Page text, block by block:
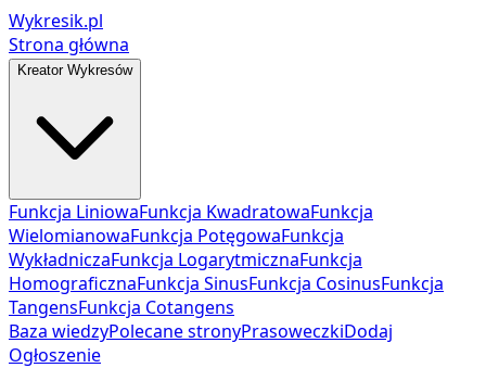
Wykresik.pl
Strona główna
Kreator Wykresów
Funkcja LiniowaFunkcja KwadratowaFunkcja
WielomianowaFunkcja PotęgowaFunkcja
WykładniczaFunkcja LogarytmicznaFunkcja
HomograficznaFunkcja SinusFunkcja CosinusFunkcja
TangensFunkcja Cotangens
Baza wiedzyPolecane stronyPrasoweczkiDodaj
Ogłoszenie